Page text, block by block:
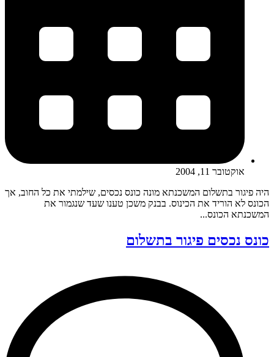
אוקטובר 11, 2004
היה פיגור בתשלום המשכנתא מונה כונס נכסים, שילמתי את כל החוב, אך
הכונס לא הוריד את הכינוס. בבנק משכן טענו שעד שנגמור את
המשכנתא הכונס...
כונס נכסים פיגור בתשלום